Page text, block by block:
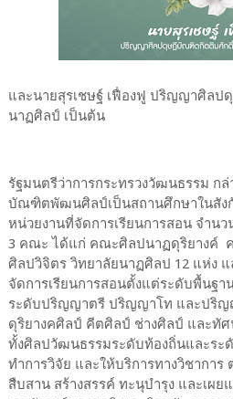
และนายสุรเชษฐ์ เฟื่องฟู ปริญญาศิล
นาฏศิลป์ เป็นต้น
รัฐมนตรีว่าการกระทรวงวัฒนธรรม ก
บัณฑิตพัฒนศิลป์เป็นสถานศึกษาในสัง
หน่วยงานที่จัดการเรียนการสอน จำน
3 คณะ ได้แก่ คณะศิลปนาฏดุริยางค์
ศิลปวิจิตร วิทยาลัยนาฏศิลป 12 แห่ง
จัดการเรียนการสอนตั้งแต่ระดับพื้นฐ
ระดับปริญญาตรี ปริญญาโท และปริญ
ดุริยางคศิลป์ คีตศิลป์ ช่างศิลป์ และทั
ทั้งศิลปวัฒนธรรมระดับท้องถิ่นและระ
ทำการวิจัย และให้บริการทางวิชาการ
สืบสาน สร้างสรรค์ ทะนุบำรุง และเผ